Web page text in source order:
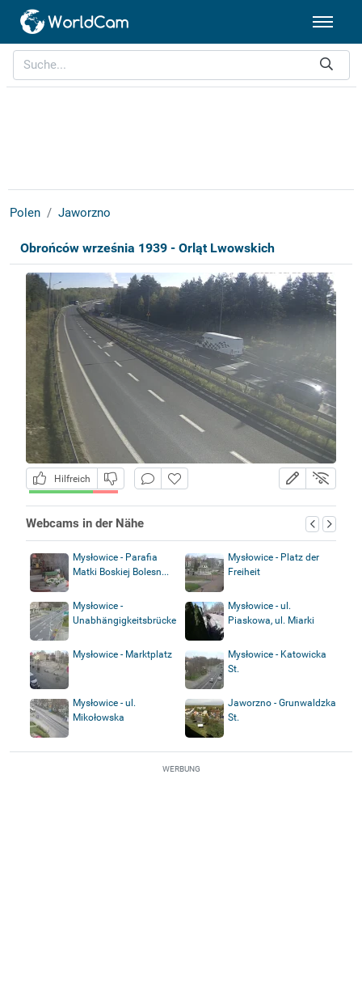
Polen Jaworzno
Obrońców września 1939 - Orląt Lwowskich
Hilfreich
Webcams in der Nähe
Mysłowice - Parafia
Matki Boskiej Bolesn...
Mysłowice - Platz der
Freiheit
Mysłowice -
Unabhängigkeitsbrücke
Mysłowice - ul.
Piaskowa, ul. Miarki
Mysłowice - Marktplatz
Mysłowice - Katowicka
St.
Mysłowice - ul.
Mikołowska
Jaworzno - Grunwaldzka
St.
WERBUNG